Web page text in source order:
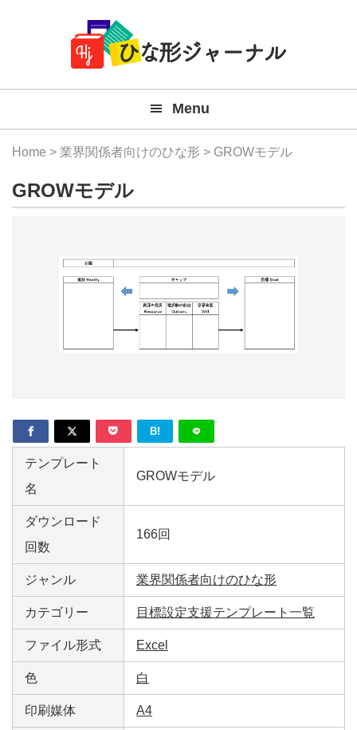
Navigation
料
テ
プ
ー
(Mac
な
Menu
Home > 業界関係者向けのひな形 > GROWモデル
GROWモデル
B!
テンプレート
名
GROWモデル
ダウンロード
回数
166回
ジャンル 業界関係者向けのひな形
カテゴリー 目標設定支援テンプレート一覧
ファイル形式 Excel
色 白
印刷媒体 A4